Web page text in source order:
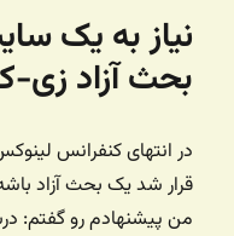
نیاز به یک
بحث آزاد زی-
در انتهای کنفرانس لینوکس زنجان
قرار شد یک بحث آزاد
من پیشنهادم رو گفتم:‌